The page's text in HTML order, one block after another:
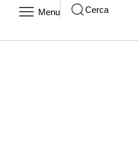
Menu Cerca